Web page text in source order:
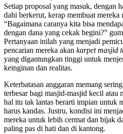
Setiap proposal yang masuk, dengan
dahi berkerut, kerap membuat mereka
“Bagaimana caranya kita bisa
dengan dana yang cekak begini?”
Pertanyaan inilah yang menjadi
pencarian mereka akan karpet masjid
yang digantungkan tinggi untuk
keinginan dan realitas.
Keterbatasan anggaran memang
terbesar bagi masjid-masjid kecil atau
hal itu tak lantas berarti impian untuk
harus kandas. Justru, kondisi ini
mereka untuk lebih cermat dan bijak
paling pas di hati dan di kantong.